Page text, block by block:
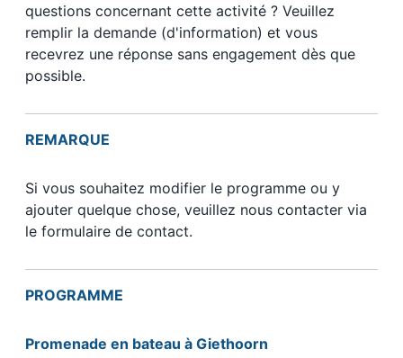
questions concernant cette activité ? Veuillez
remplir la demande (d'information) et vous
recevrez une réponse sans engagement dès que
possible.
REMARQUE
Si vous souhaitez modifier le programme ou y
ajouter quelque chose, veuillez nous contacter via
le formulaire de contact.
PROGRAMME
Promenade en bateau à Giethoorn